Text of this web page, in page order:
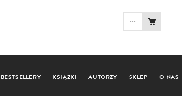
...
BESTSELLERY KSIĄŻKI AUTORZY SKLEP O NAS